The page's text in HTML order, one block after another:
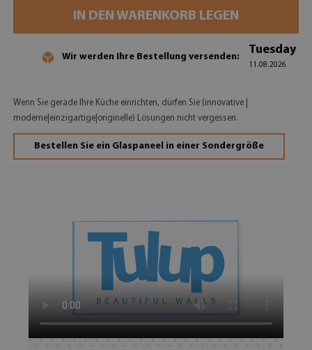
IN DEN WARENKORB LEGEN
Wir werden Ihre Bestellung versenden:
Tuesday
11.08.2026
Wenn Sie gerade Ihre Küche einrichten, dürfen Sie (innovative |
moderne|einzigartige|originelle) Lösungen nicht vergessen.
Bestellen Sie ein Glaspaneel in einer Sondergröße